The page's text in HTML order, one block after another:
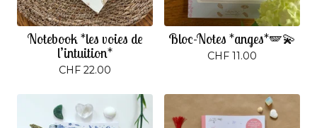
Notebook *les voies de
l’intuition*
CHF 22.00
Bloc-Notes *anges*🪽💫
CHF 11.00